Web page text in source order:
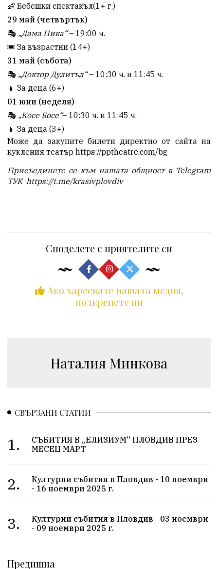
👶 Бебешки спектакъл(1+ г.)
29 май (четвъртък)
🎭 „Дама Пика“– 19:00 ч.
🎟 За възрастни (14+)
31 май (събота)
🎭 „Доктор Дулитъл“– 10:30 ч. и 11:45 ч.
👧 За деца (6+)
01 юни (неделя)
🎭 „Косе Босе“– 10:30 ч. и 11:45 ч.
👧 За деца (3+)
Може да закупите билети директно от сайта на
кукления театър https://pptheatre.com/bg
Присъединете се към нашата общност в Telegram
ТУК https://t.me/krasivplovdiv
Споделете с приятелите си
Ако харесвате нашата медия,
подкрепете ни
Наталия Минкова
СВЪРЗАНИ СТАТИИ
1.
СЪБИТИЯ В „ЕЛИЗИУМ“ ПЛОВДИВ ПРЕЗ
МЕСЕЦ МАРТ
2.
Културни събития в Пловдив - 10 ноември
- 16 ноември 2025 г.
3.
Културни събития в Пловдив - 03 ноември
- 09 ноември 2025 г.
Предишна